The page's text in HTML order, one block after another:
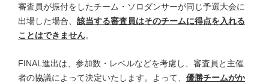
審査員が振付をしたチーム・ソロダンサーが同じ予選大会に
出場した場合、 該当する審査員はそのチームに得点を入れる
ことはできません。
FINAL進出は、参加数・レベルなどを考慮し、審査員と主催
者の協議によって決定いたします。よって、 優勝チームがか